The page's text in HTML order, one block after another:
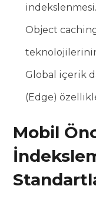
indekslenmesi.
Object
Global içerik
(Edge)
Mobil